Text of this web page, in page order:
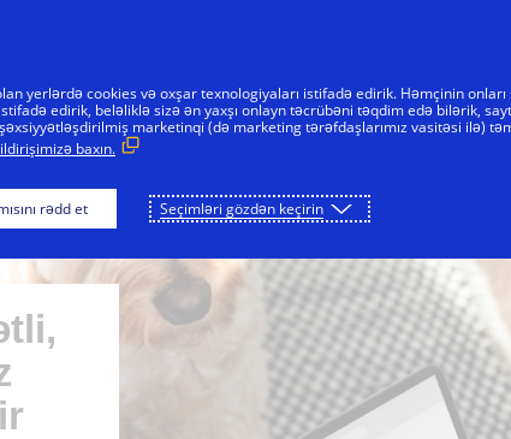
FƏRDLƏR BİZNESLƏR
yerlərdə cookies və oxşar texnologiyaları istifadə edirik. Həmçinin onları
edirik, beləliklə sizə ən yaxşı onlayn təcrübəni təqdim edə bilərik,
marketinqi (də marketing tərəfdaşlarımız vasitəsi ilə)
baxın.
rədd et Seçimləri gözdən keçirin